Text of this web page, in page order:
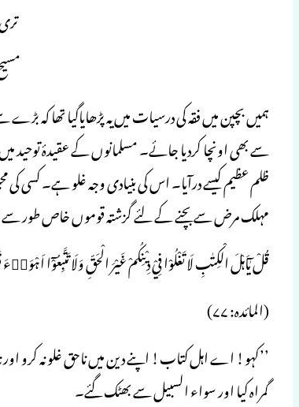
ہمیں بچپن میں فقہ کی درسیات میں یہ پڑھایاگیا تھا کہ
سے بھی اونچا کردیا جائے۔ مسلمانوں کے عقیدۂ
ظلم عظیم کیسے درآیا۔ اس کی بنیادی وجہ غلو ہے۔ کسی
مہلک مرض سے بچنے کے لئے گزشتہ قوموں خاص طور سے
قُلْ يٰٓاَہْلَ الْكِتٰبِ لَا تَغْلُوْا فِيْ دِيْنِكُمْ غَيْرَ الْحَقِّ وَلَا
(المائدہ: ۷۷)
’’کہو! اے اہل کتاب! اپنے دین میں ناحق غلو نہ کرو
گمراہ کیا اور سواء السبیل سے بھٹک گئے۔